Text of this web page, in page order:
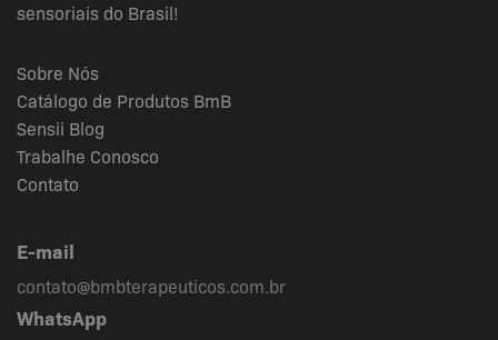
sensoriais do Brasil!
Sobre Nós
Catálogo de Produtos BmB
Sensii Blog
Trabalhe Conosco
Contato
E-mail
contato@bmbterapeuticos.com.br
WhatsApp